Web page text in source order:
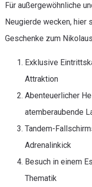
Für außergewöhnliche
Neugierde wecken, hier
Geschenke zum
Exklusive
Attraktion
Abenteuerlicher
atemberaubende
Tandem-
Adrenalinkick
Besuch in einem
Thematik